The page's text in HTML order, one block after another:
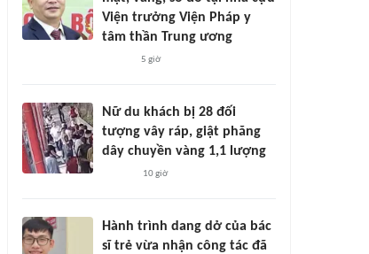
Viện trưởng Viện Pháp y
tâm thần Trung ương
5 giờ
Nữ du khách bị 28 đối
tượng vây ráp, giật phăng
dây chuyền vàng 1,1 lượng
10 giờ
Hành trình dang dở của bác
sĩ trẻ vừa nhận công tác đã